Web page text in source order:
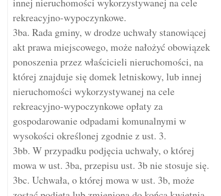
innej nieruchomości wykorzystywanej na cele
rekreacyjno-wypoczynkowe.
3ba. Rada gminy, w drodze uchwały stanowiącej
akt prawa miejscowego, może nałożyć obowiązek
ponoszenia przez właścicieli nieruchomości, na
której znajduje się domek letniskowy, lub innej
nieruchomości wykorzystywanej na cele
rekreacyjno-wypoczynkowe opłaty za
gospodarowanie odpadami komunalnymi w
wysokości określonej zgodnie z ust. 3.
3bb. W przypadku podjęcia uchwały, o której
mowa w ust. 3ba, przepisu ust. 3b nie stosuje się.
3bc. Uchwała, o której mowa w ust. 3b, może